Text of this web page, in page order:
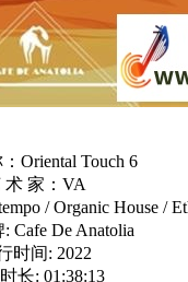
Oriental Touch 6
术 家：VA
/ Organic House /
Cafe De Anatolia
时间: 2022
长: 01:38:13